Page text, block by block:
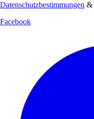
Datenschutzbestimmungen &
Facebook